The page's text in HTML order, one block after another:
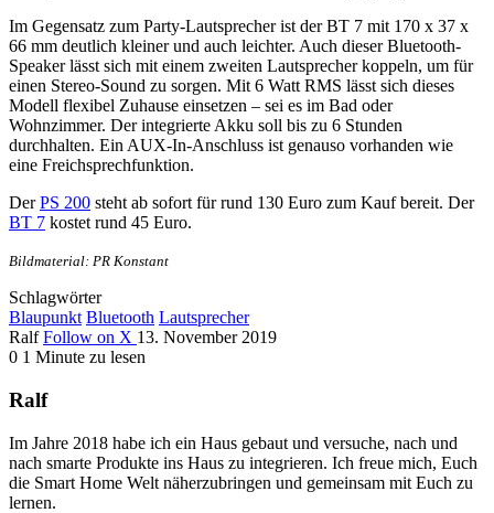
Im Gegensatz zum Party-Lautsprecher ist der BT 7 mit 170 x 37 x
66 mm deutlich kleiner und auch leichter. Auch dieser Bluetooth-
Speaker lässt sich mit einem zweiten Lautsprecher koppeln, um für
einen Stereo-Sound zu sorgen. Mit 6 Watt RMS lässt sich dieses
Modell flexibel Zuhause einsetzen – sei es im Bad oder
Wohnzimmer. Der integrierte Akku soll bis zu 6 Stunden
durchhalten. Ein AUX-In-Anschluss ist genauso vorhanden wie
eine Freichsprechfunktion.
DerPS 200 steht ab sofort für rund 130 Euro zum Kauf bereit. Der
BT 7 kostet rund 45 Euro.
Bildmaterial: PR Konstant
Schlagwörter
Blaupunkt Bluetooth Lautsprecher
Ralf Follow on X 13. November 2019
0 1 Minute zu lesen
Ralf
Im Jahre 2018 habe ich ein Haus gebaut und versuche, nach und
nach smarte Produkte ins Haus zu integrieren. Ich freue mich, Euch
die Smart Home Welt näherzubringen und gemeinsam mit Euch zu
lernen.